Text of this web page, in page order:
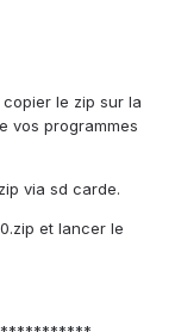
le zip sur la
vos programmes
via sd carde.
et lancer le